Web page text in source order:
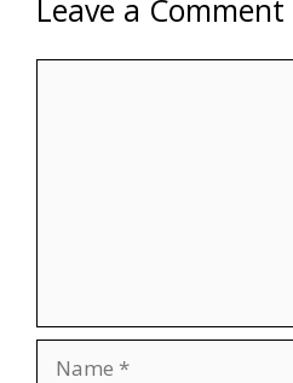
Leave a Comment
Name